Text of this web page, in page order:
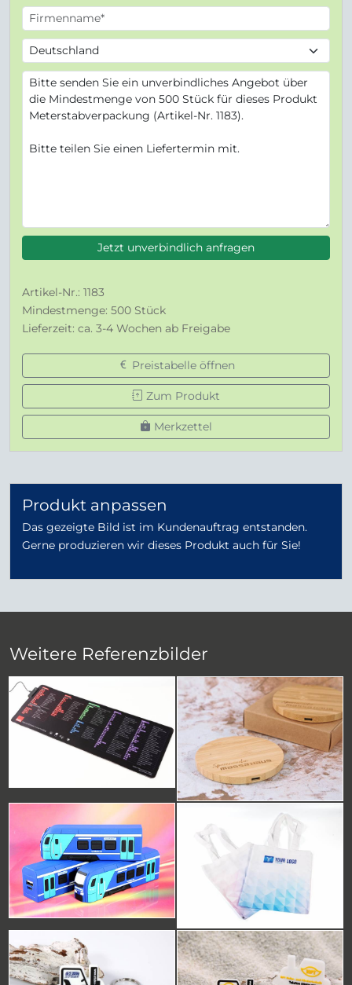
Jetzt unverbindlich anfragen
Artikel-Nr.: 1183
Mindestmenge: 500 Stück
Lieferzeit: ca. 3-4 Wochen ab Freigabe
Preistabelle öffnen
Zum Produkt
Merkzettel
Produkt anpassen
Das gezeigte Bild ist im Kundenauftrag entstanden.
Gerne produzieren wir dieses Produkt auch für Sie!
Weitere Referenzbilder